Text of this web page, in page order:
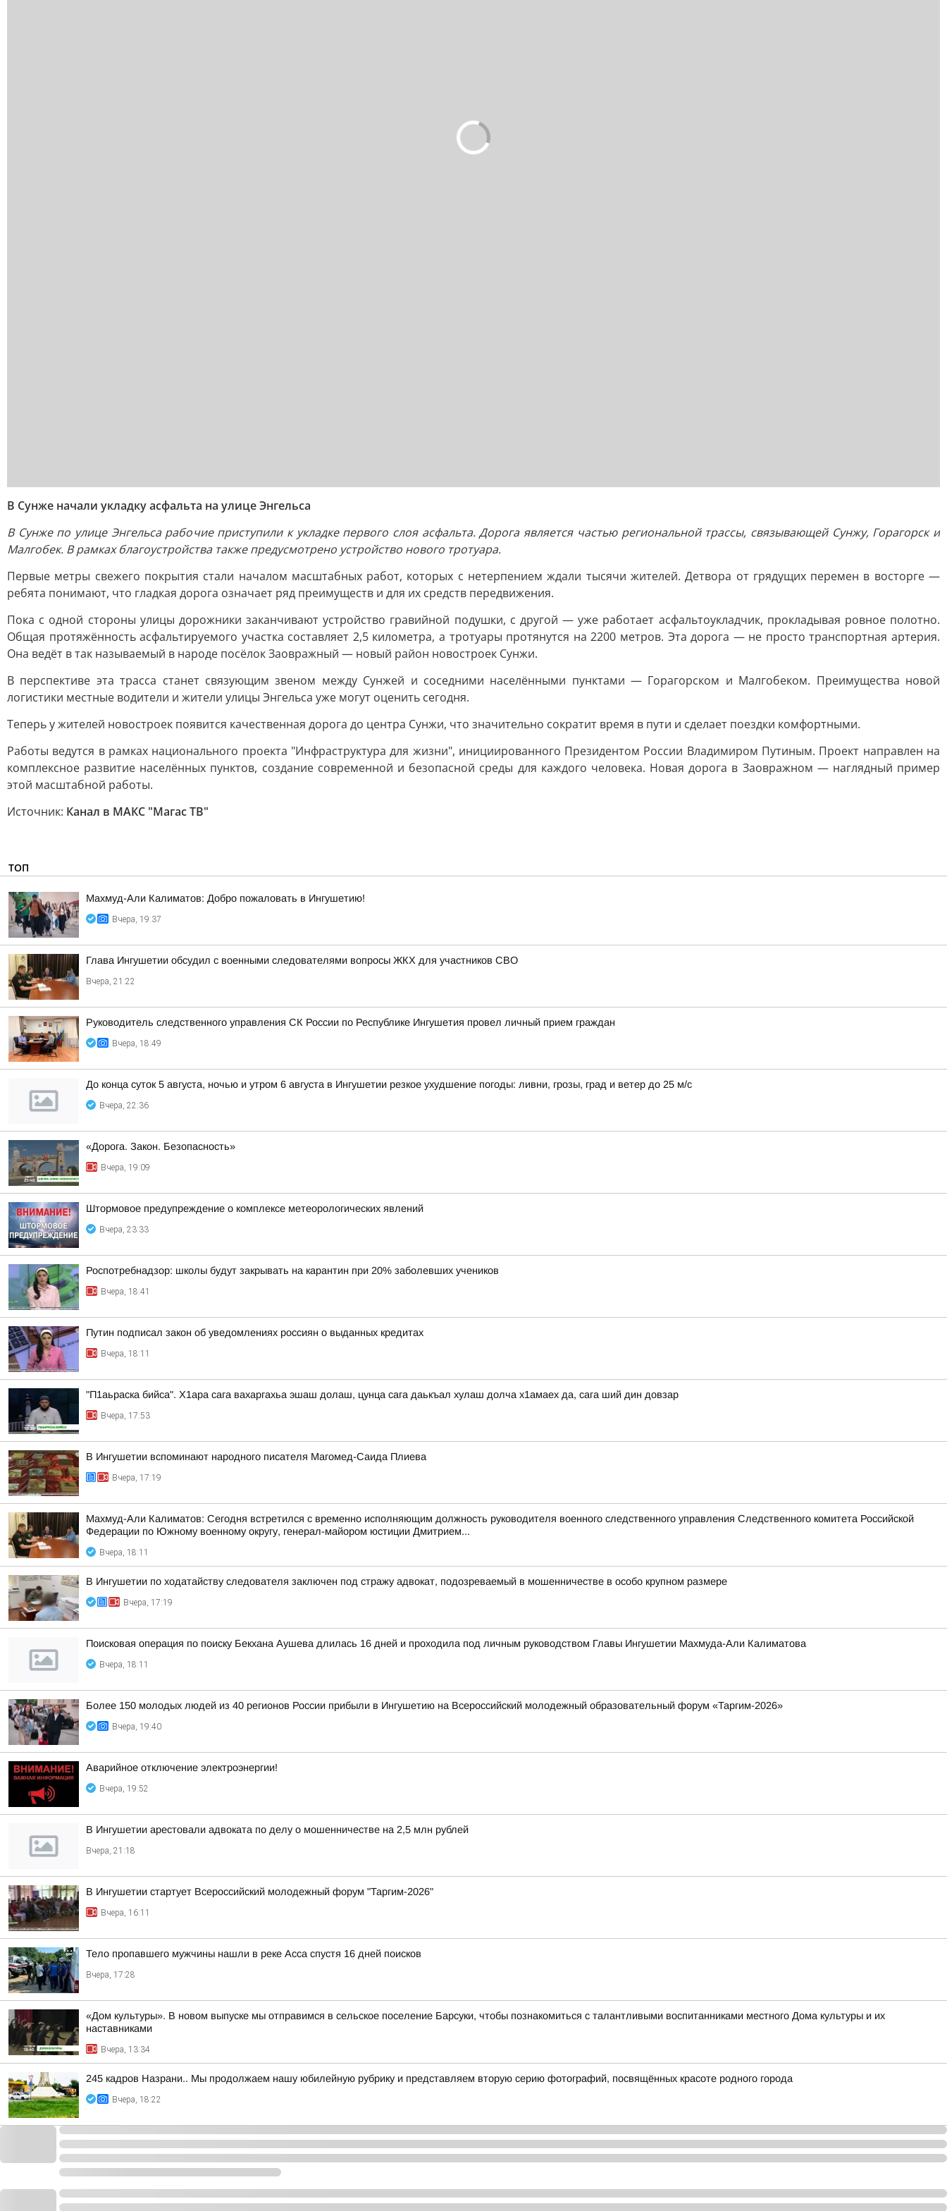
В Сунже начали укладку асфальта на улице Энгельса
В Сунже по улице Энгельса рабочие приступили к укладке первого слоя асфальта. Дорога является частью региональной трассы, связывающей Сунжу, Горагорск и
Малгобек. В рамках благоустройства также предусмотрено устройство нового тротуара.
Первые метры свежего покрытия стали началом масштабных работ, которых с нетерпением ждали тысячи жителей. Детвора от грядущих перемен в восторге —
ребята понимают, что гладкая дорога означает ряд преимуществ и для их средств передвижения.
Пока с одной стороны улицы дорожники заканчивают устройство гравийной подушки, с другой — уже работает асфальтоукладчик, прокладывая ровное полотно.
Общая протяжённость асфальтируемого участка составляет 2,5 километра, а тротуары протянутся на 2200 метров. Эта дорога — не просто транспортная артерия.
Она ведёт в так называемый в народе посёлок Заовражный — новый район новостроек Сунжи.
В перспективе эта трасса станет связующим звеном между Сунжей и соседними населёнными пунктами — Горагорском и Малгобеком. Преимущества новой
логистики местные водители и жители улицы Энгельса уже могут оценить сегодня.
Теперь у жителей новостроек появится качественная дорога до центра Сунжи, что значительно сократит время в пути и сделает поездки комфортными.
Работы ведутся в рамках национального проекта "Инфраструктура для жизни", инициированного Президентом России Владимиром Путиным. Проект направлен на
комплексное развитие населённых пунктов, создание современной и безопасной среды для каждого человека. Новая дорога в Заовражном — наглядный пример
этой масштабной работы.
Источник: Канал в МАКС "Магас ТВ"
ТОП
Махмуд-Али Калиматов: Добро пожаловать в Ингушетию!
Вчера, 19:37
Глава Ингушетии обсудил с военными следователями вопросы ЖКХ для участников СВО
Вчера, 21:22
Руководитель следственного управления СК России по Республике Ингушетия провел личный прием граждан
Вчера, 18:49
До конца суток 5 августа, ночью и утром 6 августа в Ингушетии резкое ухудшение погоды: ливни, грозы, град и ветер до 25 м/с
Вчера, 22:36
«Дорога. Закон. Безопасность»
Вчера, 19:09
Штормовое предупреждение о комплексе метеорологических явлений
Вчера, 23:33
Роспотребнадзор: школы будут закрывать на карантин при 20% заболевших учеников
Вчера, 18:41
Путин подписал закон об уведомлениях россиян о выданных кредитах
Вчера, 18:11
"П1аьраска бийса". Х1ара сага вахаргахьа эшаш долаш, цунца сага даькъал хулаш долча х1амаех да, сага ший дин довзар
Вчера, 17:53
В Ингушетии вспоминают народного писателя Магомед-Саида Плиева
Вчера, 17:19
Махмуд-Али Калиматов: Сегодня встретился с временно исполняющим должность руководителя военного следственного управления Следственного комитета Российской
Федерации по Южному военному округу, генерал-майором юстиции Дмитрием...
Вчера, 18:11
В Ингушетии по ходатайству следователя заключен под стражу адвокат, подозреваемый в мошенничестве в особо крупном размере
Вчера, 17:19
Поисковая операция по поиску Бекхана Аушева длилась 16 дней и проходила под личным руководством Главы Ингушетии Махмуда-Али Калиматова
Вчера, 18:11
Более 150 молодых людей из 40 регионов России прибыли в Ингушетию на Всероссийский молодежный образовательный форум «Таргим-2026»
Вчера, 19:40
Аварийное отключение электроэнергии!
Вчера, 19:52
В Ингушетии арестовали адвоката по делу о мошенничестве на 2,5 млн рублей
Вчера, 21:18
В Ингушетии стартует Всероссийский молодежный форум "Таргим-2026"
Вчера, 16:11
Тело пропавшего мужчины нашли в реке Асса спустя 16 дней поисков
Вчера, 17:28
«Дом культуры». В новом выпуске мы отправимся в сельское поселение Барсуки, чтобы познакомиться с талантливыми воспитанниками местного Дома культуры и их
наставниками
Вчера, 13:34
245 кадров Назрани.. Мы продолжаем нашу юбилейную рубрику и представляем вторую серию фотографий, посвящённых красоте родного города
Вчера, 18:22